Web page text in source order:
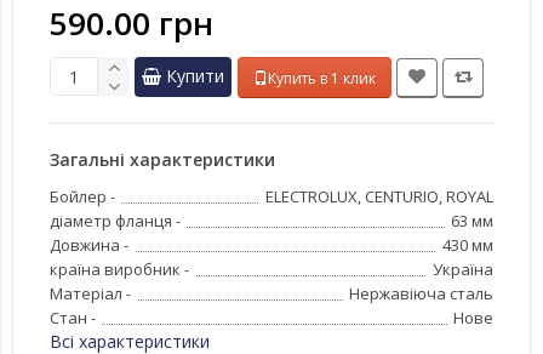
590.00 грн
Купити Купить в 1 клик
Загальні характеристики
Бойлер -
ELECTROLUX, CENTURIO, ROYAL
діаметр фланця -
63 мм
Довжина -
430 мм
країна виробник -
Україна
Матеріал -
Нержавіюча сталь
Стан -
Нове
Всі характеристики